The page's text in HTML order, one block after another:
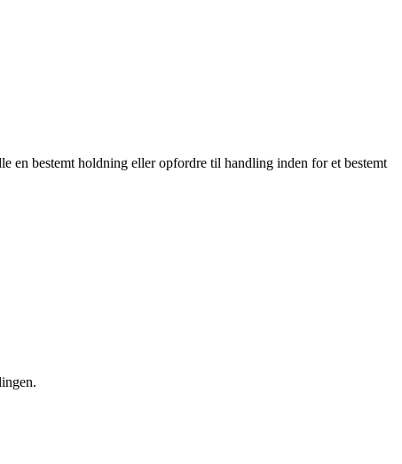
en bestemt holdning eller opfordre til handling inden for et bestemt